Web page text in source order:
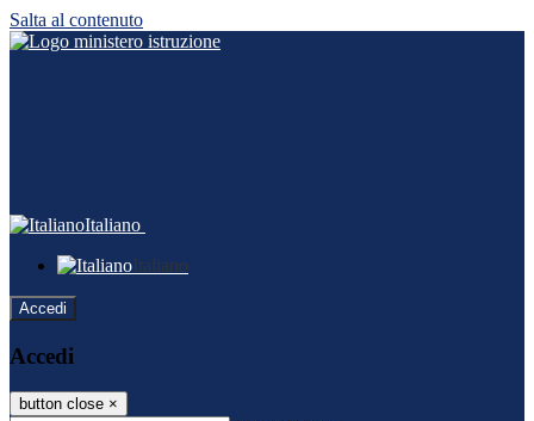
Salta al contenuto
Italiano
Italiano
Accedi
Accedi
button close ×